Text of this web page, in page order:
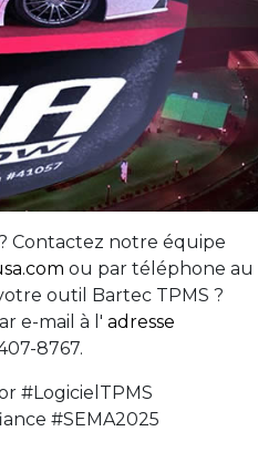
Contactez notre équipe
ou par téléphone au
outil Bartec TPMS ?
e-mail à l' adresse
8767.
#LogicielTPMS
#SEMA2025